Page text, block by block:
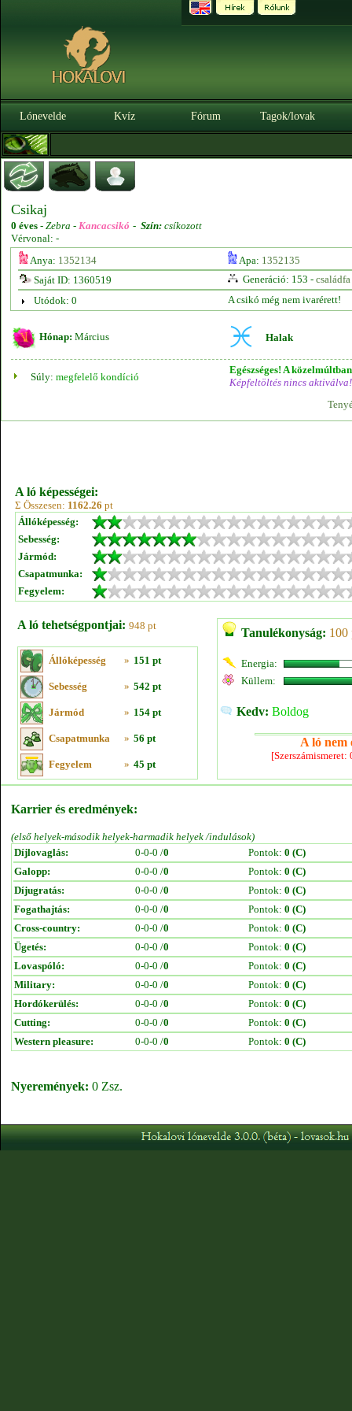
Lónevelde Kvíz Fórum Tagok/lovak
Csikaj
0 éves - Zebra - Kancacsikó - Szín: csíkozott
Vérvonal: -
Anya: 1352134 Apa: 1352135
Saját ID: 1360519
Generáció: 153 - családfa
Utódok: 0
A csikó még nem ivarérett!
Hónap: Március Halak
Súly: megfelelő kondíció
Egészséges! A
Képfeltöltés nincs aktiválva!
A ló képességei:
Σ Összesen: 1162.26 pt
Állóképesség:
Sebesség:
Jármód:
Csapatmunka:
Fegyelem:
A ló tehetségpontjai: 948 pt
Állóképesség » 151 pt
Sebesség » 542 pt
Jármód » 154 pt
Csapatmunka » 56 pt
Fegyelem » 45 pt
Tanulékonyság: 100
Energia:
Küllem:
Kedv: Boldog
A ló nem
Karrier és eredmények:
(első helyek-második helyek-harmadik helyek /indulások)
Díjlovaglás:
0-0-0 /0 Pontok: 0 (C)
Galopp:
0-0-0 /0 Pontok: 0 (C)
Díjugratás:
0-0-0 /0 Pontok: 0 (C)
Fogathajtás:
0-0-0 /0 Pontok: 0 (C)
Cross-country:
0-0-0 /0 Pontok: 0 (C)
Ügetés:
0-0-0 /0 Pontok: 0 (C)
Lovaspóló:
0-0-0 /0 Pontok: 0 (C)
Military:
0-0-0 /0 Pontok: 0 (C)
Hordókerülés:
0-0-0 /0 Pontok: 0 (C)
Cutting:
0-0-0 /0 Pontok: 0 (C)
Western pleasure:
0-0-0 /0 Pontok: 0 (C)
Nyeremények: 0 Zsz.